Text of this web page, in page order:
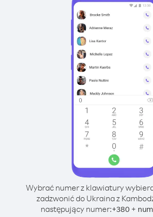
Wybrać numer z klawiatury
zadzwonić do Ukraina z
następujący numer:+380 +